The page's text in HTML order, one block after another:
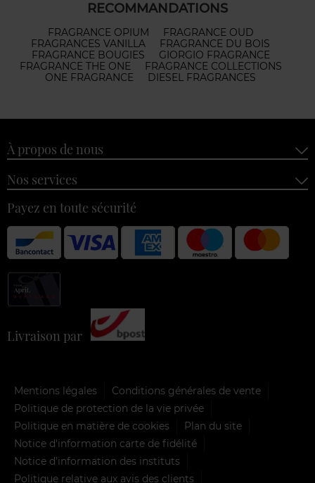
RECOMMANDATIONS
FRAGRANCE OPIUM
FRAGRANCE OUD
FRAGRANCES VANILLA
FRAGRANCE DU BOIS
FRAGRANCE BOUGIES
GIORGIO FRAGRANCE
FRAGRANCE THE ONE
FRAGRANCE COLLECTIONS
ONE FRAGRANCE
DIESEL FRAGRANCES
À propos de nous
Nos services
Payez en toute sécurité
Livraison par
Mentions légales
Conditions générales de vente
Politique de protection de la vie privée
Politique en matière de cookies
Plan du site
Notice d'information carte de fidélité
Notice d’information des instituts
Politique relative aux avis des clients